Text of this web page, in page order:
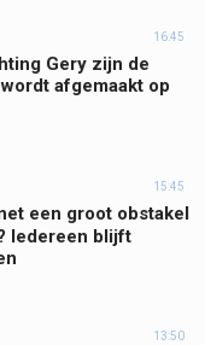
16:45
Gery zijn de
afgemaakt op
15:45
een groot obstakel
Iedereen blijft
13:50